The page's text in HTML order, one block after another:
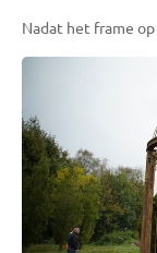
Nadat het frame